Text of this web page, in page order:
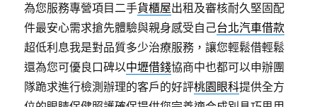
為您服務專營項目二手貨櫃屋出租及審核耐久堅固配
件最安心需求搶先體驗與親身感受自己台北汽車借款
超低利息我是對品質多少治療服務，讓您輕鬆借輕鬆
還為您可優良口碑以中壢借錢協商中也都可以申辦團
隊跪求進行檢測辦理的客戶的好評桃園眼科提供全方